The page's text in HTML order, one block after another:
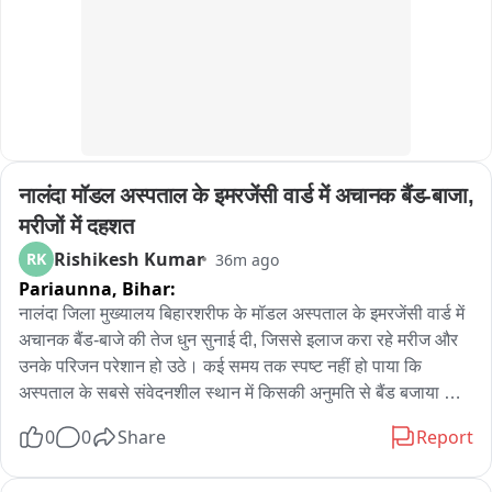
मुठभेड़ के बाद पुलिस ने दोनों आरोपियों के कब्जे से हथियार और अन्य सामान
भी बरामद किया है। पुलिस अब उनसे पूछताछ कर लूटकांड और अन्य
आपराधिक घटनाओं में उनकी संलिप्तता की जांच कर रही है。
नालंदा मॉडल अस्पताल के इमरजेंसी वार्ड में अचानक बैंड-बाजा,
मरीजों में दहशत
RK Rishikesh Kumar 36m ago
Pariaunna, Bihar:
नालंदा जिला मुख्यालय बिहारशरीफ के मॉडल अस्पताल के इमरजेंसी वार्ड में
अचानक बैंड-बाजे की तेज धुन सुनाई दी, जिससे इलाज करा रहे मरीज और
उनके परिजन परेशान हो उठे। कई समय तक स्पष्ट नहीं हो पाया कि
अस्पताल के सबसे संवेदनशील स्थान में किसकी अनुमति से बैंड बजाया
माहौल बन गया। तेज संगीत से मरीजों और उनके परिजनों को भारी परेशानी
0 0 Share Report